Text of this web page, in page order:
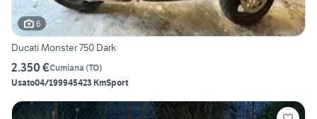
6
Ducati Monster 750 Dark
2.350 €Cumiana (TO)
Usato04/199945423 KmSport